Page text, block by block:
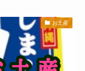
お土産